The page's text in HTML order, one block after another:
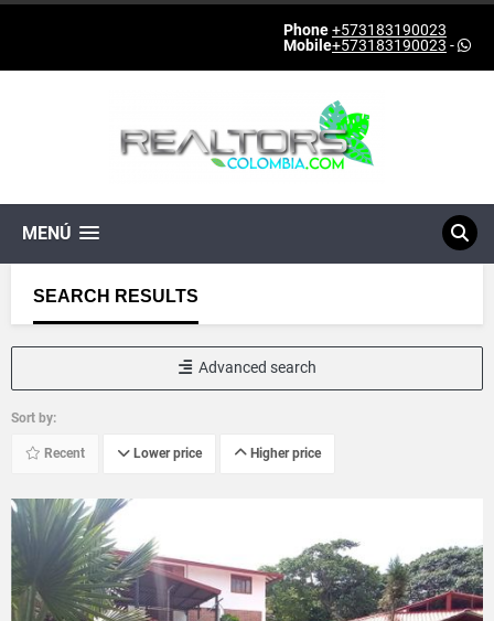
Phone+573183190023
Mobile+573183190023 -
MENÚ
SEARCH RESULTS
Advanced search
Sort by:
Recent Lower price Higher price